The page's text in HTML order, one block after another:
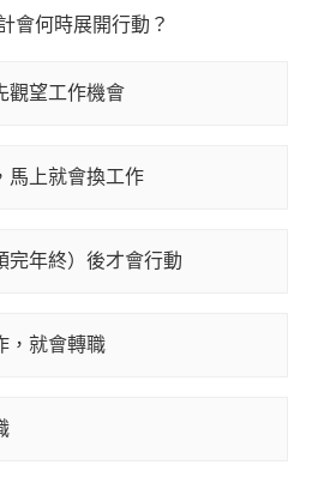
會何時展開行動？
觀望工作機會
馬上就會換工作
完年終）後才會行動
，就會轉職